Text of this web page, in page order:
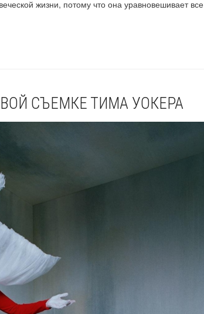
жизни, потому что она уравновешивает все
СЪЕМКЕ ТИМА УОКЕРА